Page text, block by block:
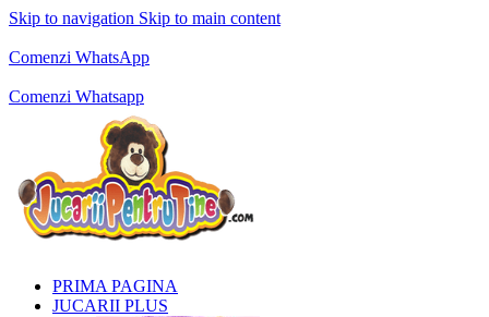
Skip to navigation Skip to main content
Comenzi WhatsApp
Comenzi Whatsapp
PRIMA PAGINA
JUCARII PLUS